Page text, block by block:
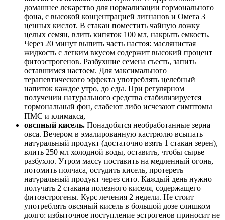
домашнее лекарство для нормализации гормонального
фона, с высокой концентрацией лигнанов и Омега 3
ценных кислот. В стакан поместить чайную ложку
целых семян, влить кипяток 100 мл, накрыть емкость.
Через 20 минут выпить часть настоя: маслянистая
жидкость с легким вкусом содержит высокий процент
фитоэстрогенов. Разбухшие семена съесть, запить
оставшимся настоем. Для максимального
терапевтического эффекта употреблять целебный
напиток каждое утро, до еды. При регулярном
получении натурального средства стабилизируется
гормональный фон, слабеют либо исчезают симптомы
ПМС и климакса,
овсяный кисель. Понадобятся необработанные зерна
овса. Вечером в эмалированную кастрюлю всыпать
натуральный продукт (достаточно взять 1 стакан зерен),
влить 250 мл холодной воды, оставить, чтобы сырье
разбухло. Утром массу поставить на медленный огонь,
потомить полчаса, остудить кисель, протереть
натуральный продукт через сито. Каждый день нужно
получать 2 стакана полезного киселя, содержащего
фитоэстрогены. Курс лечения 2 недели. Не стоит
употреблять овсяный кисель в большой дозе слишком
долго: избыточное поступление эстрогенов приносит не